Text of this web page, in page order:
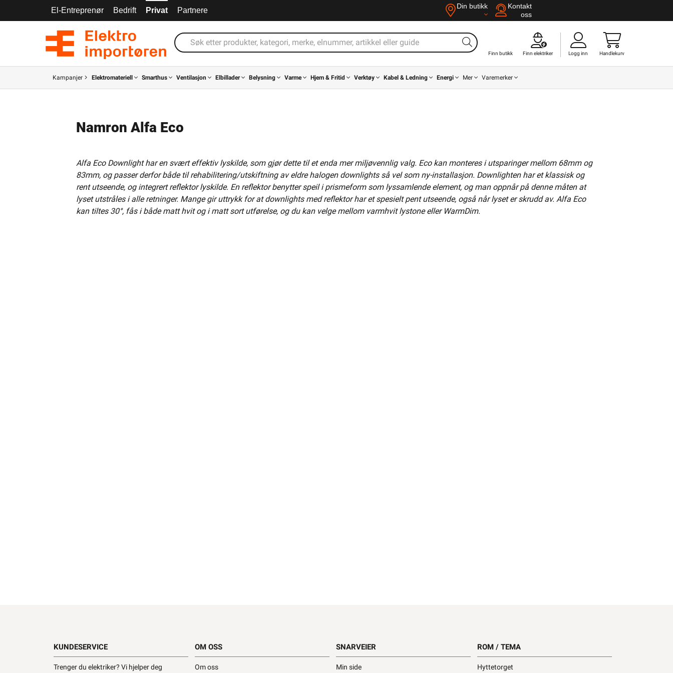
El-Entreprenør Bedrift Privat Partnere
Din butikk
Kontakt
oss
Finn butikk Finn elektriker Logg inn Handlekurv
Kampanjer Elektromateriell Smarthus Ventilasjon Elbillader Belysning Varme Hjem & Fritid Verktøy Kabel & Ledning Energi Mer Varemerker
Namron Alfa Eco
Alfa Eco Downlight har en svært effektiv lyskilde, som gjør dette til et enda mer miljøvennlig valg. Eco kan monteres i utsparinger mellom 68mm og
83mm, og passer derfor både til rehabilitering/utskiftning av eldre halogen downlights så vel som ny-installasjon. Downlighten har et klassisk og
rent utseende, og integrert reflektor lyskilde. En reflektor benytter speil i prismeform som lyssamlende element, og man oppnår på denne måten at
lyset utstråles i alle retninger. Mange gir uttrykk for at downlights med reflektor har et spesielt pent utseende, også når lyset er skrudd av. Alfa Eco
kan tiltes 30°, fås i både matt hvit og i matt sort utførelse, og du kan velge mellom varmhvit lystone eller WarmDim.
KUNDESERVICE
Trenger du elektriker? Vi hjelper deg
OM OSS
Om oss
SNARVEIER
Min side
ROM / TEMA
Hyttetorget